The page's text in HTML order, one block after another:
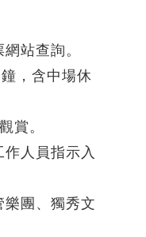
站查詢。
，含中場休
賞。
人員指示入
樂團、獨秀文